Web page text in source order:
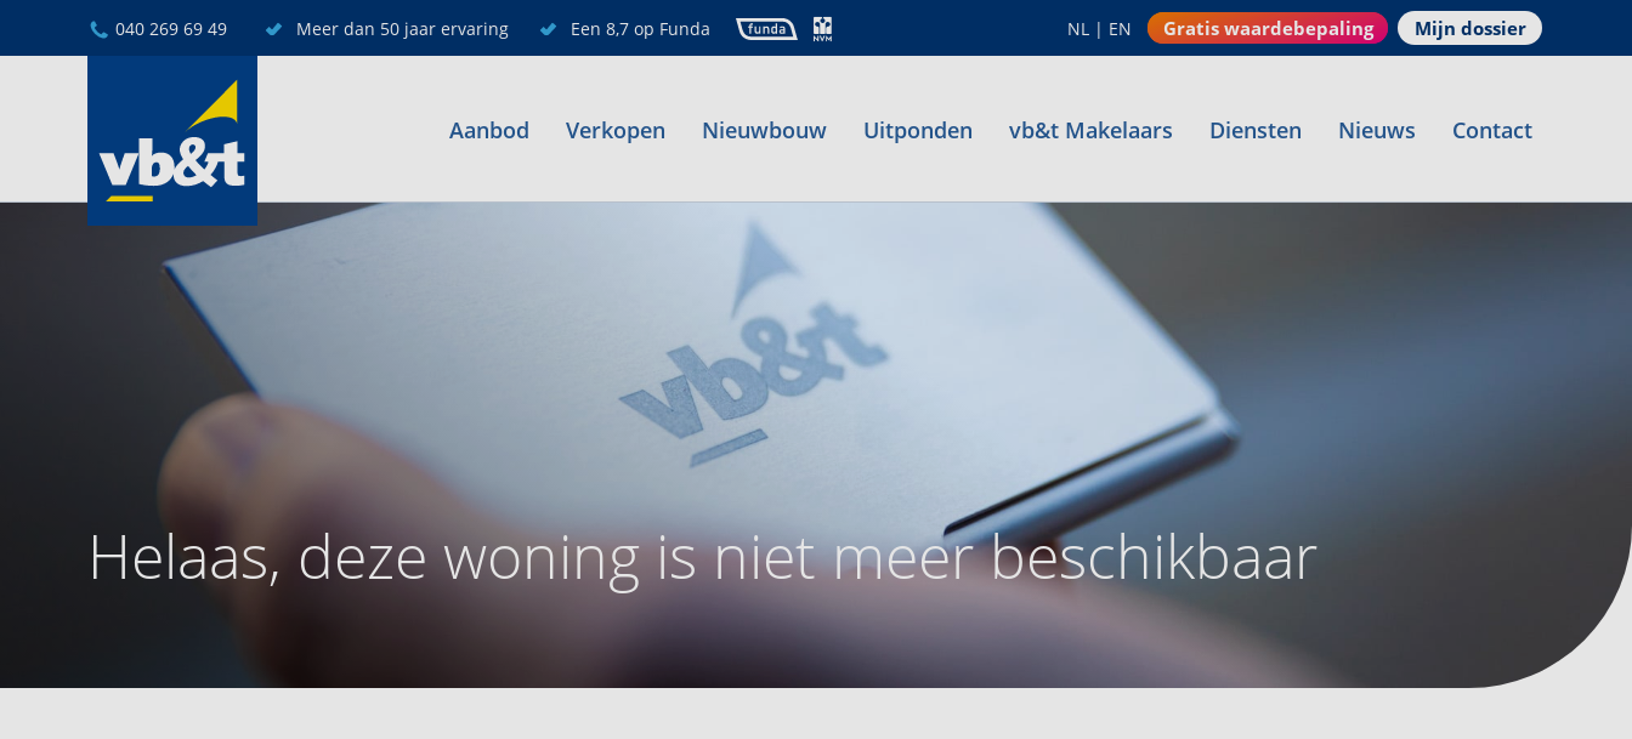
040 269 69 49 Meer dan 50 jaar ervaring Een 8,7 op Funda NL | EN Gratis waardebepaling Mijn dossier
Aanbod Verkopen Nieuwbouw Uitponden vb&t Makelaars Diensten Nieuws Contact
Helaas, deze woning is niet meer beschikbaar